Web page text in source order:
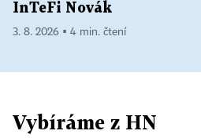
InTeFi Novák
3. 8. 2026 ▪ 4 min. čtení
Vybíráme z HN